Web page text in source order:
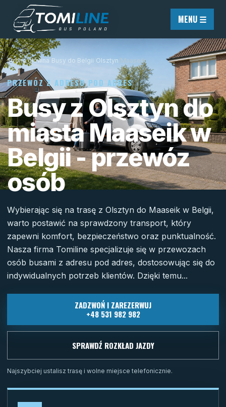
Przejdź do treści
MENU ☰
Strona główna Busy do Belgii Olsztyn/Maaseik
PRZEWÓZ Z ADRESU POD ADRES
Busy z Olsztyn do
miasta Maaseik w
Belgii - przewóz
osób
Wybierając się na trasę z Olsztyn do Maaseik w Belgii,
warto postawić na sprawdzony transport, który
zapewni komfort, bezpieczeństwo oraz punktualność.
Nasza firma Tomiline specjalizuje się w przewozach
osób busami z adresu pod adres, dostosowując się do
indywidualnych potrzeb klientów. Dzięki temu...
ZADZWOŃ I ZAREZERWUJ
+48 531 982 982
SPRAWDŹ ROZKŁAD JAZDY
Najszybciej ustalisz trasę i wolne miejsce telefonicznie.